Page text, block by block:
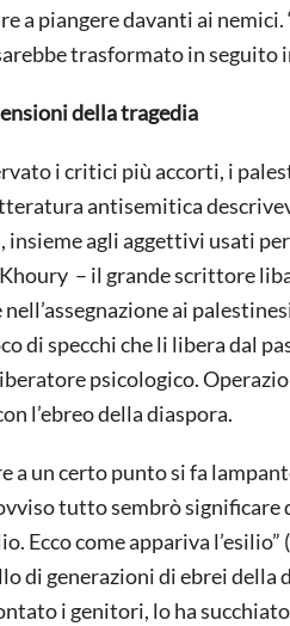
a piangere davanti ai
trasformato in seguito
della tragedia
i critici più accorti, i
antisemitica
agli aggettivi usati
– il grande scrittore
ai
di specchi che li libera dal
psicologico.
l’ebreo della diaspora.
a un certo punto si fa
tutto sembrò significare
Ecco come appariva
di generazioni di ebrei della
i genitori, lo ha